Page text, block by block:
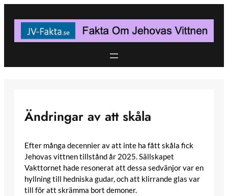
content
Ändringar av att skåla
Efter många decennier av att inte ha fått skåla fick
Jehovas vittnen tillstånd år 2025. Sällskapet
Vakttornet hade resonerat att dessa sedvänjor var en
hyllning till hedniska gudar, och att klirrande glas var
till för att skrämma bort demoner.